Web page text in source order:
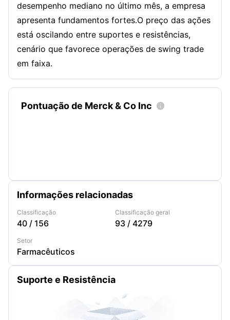
desempenho mediano no último mês, a empresa
apresenta fundamentos fortes.O preço das ações
está oscilando entre suportes e resistências,
cenário que favorece operações de swing trade
em faixa.
Pontuação de Merck & Co Inc 
Informações relacionadas
Classificação
40 / 156
Classificação geral
93 / 4279
Setor
Farmacêuticos
Suporte e Resistência